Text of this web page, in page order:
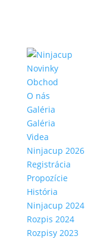
Novinky
Obchod
O nás
Galéria
Galéria
Videa
Ninjacup 2026
Registrácia
Propozície
História
Ninjacup 2024
Rozpis 2024
Rozpisy 2023